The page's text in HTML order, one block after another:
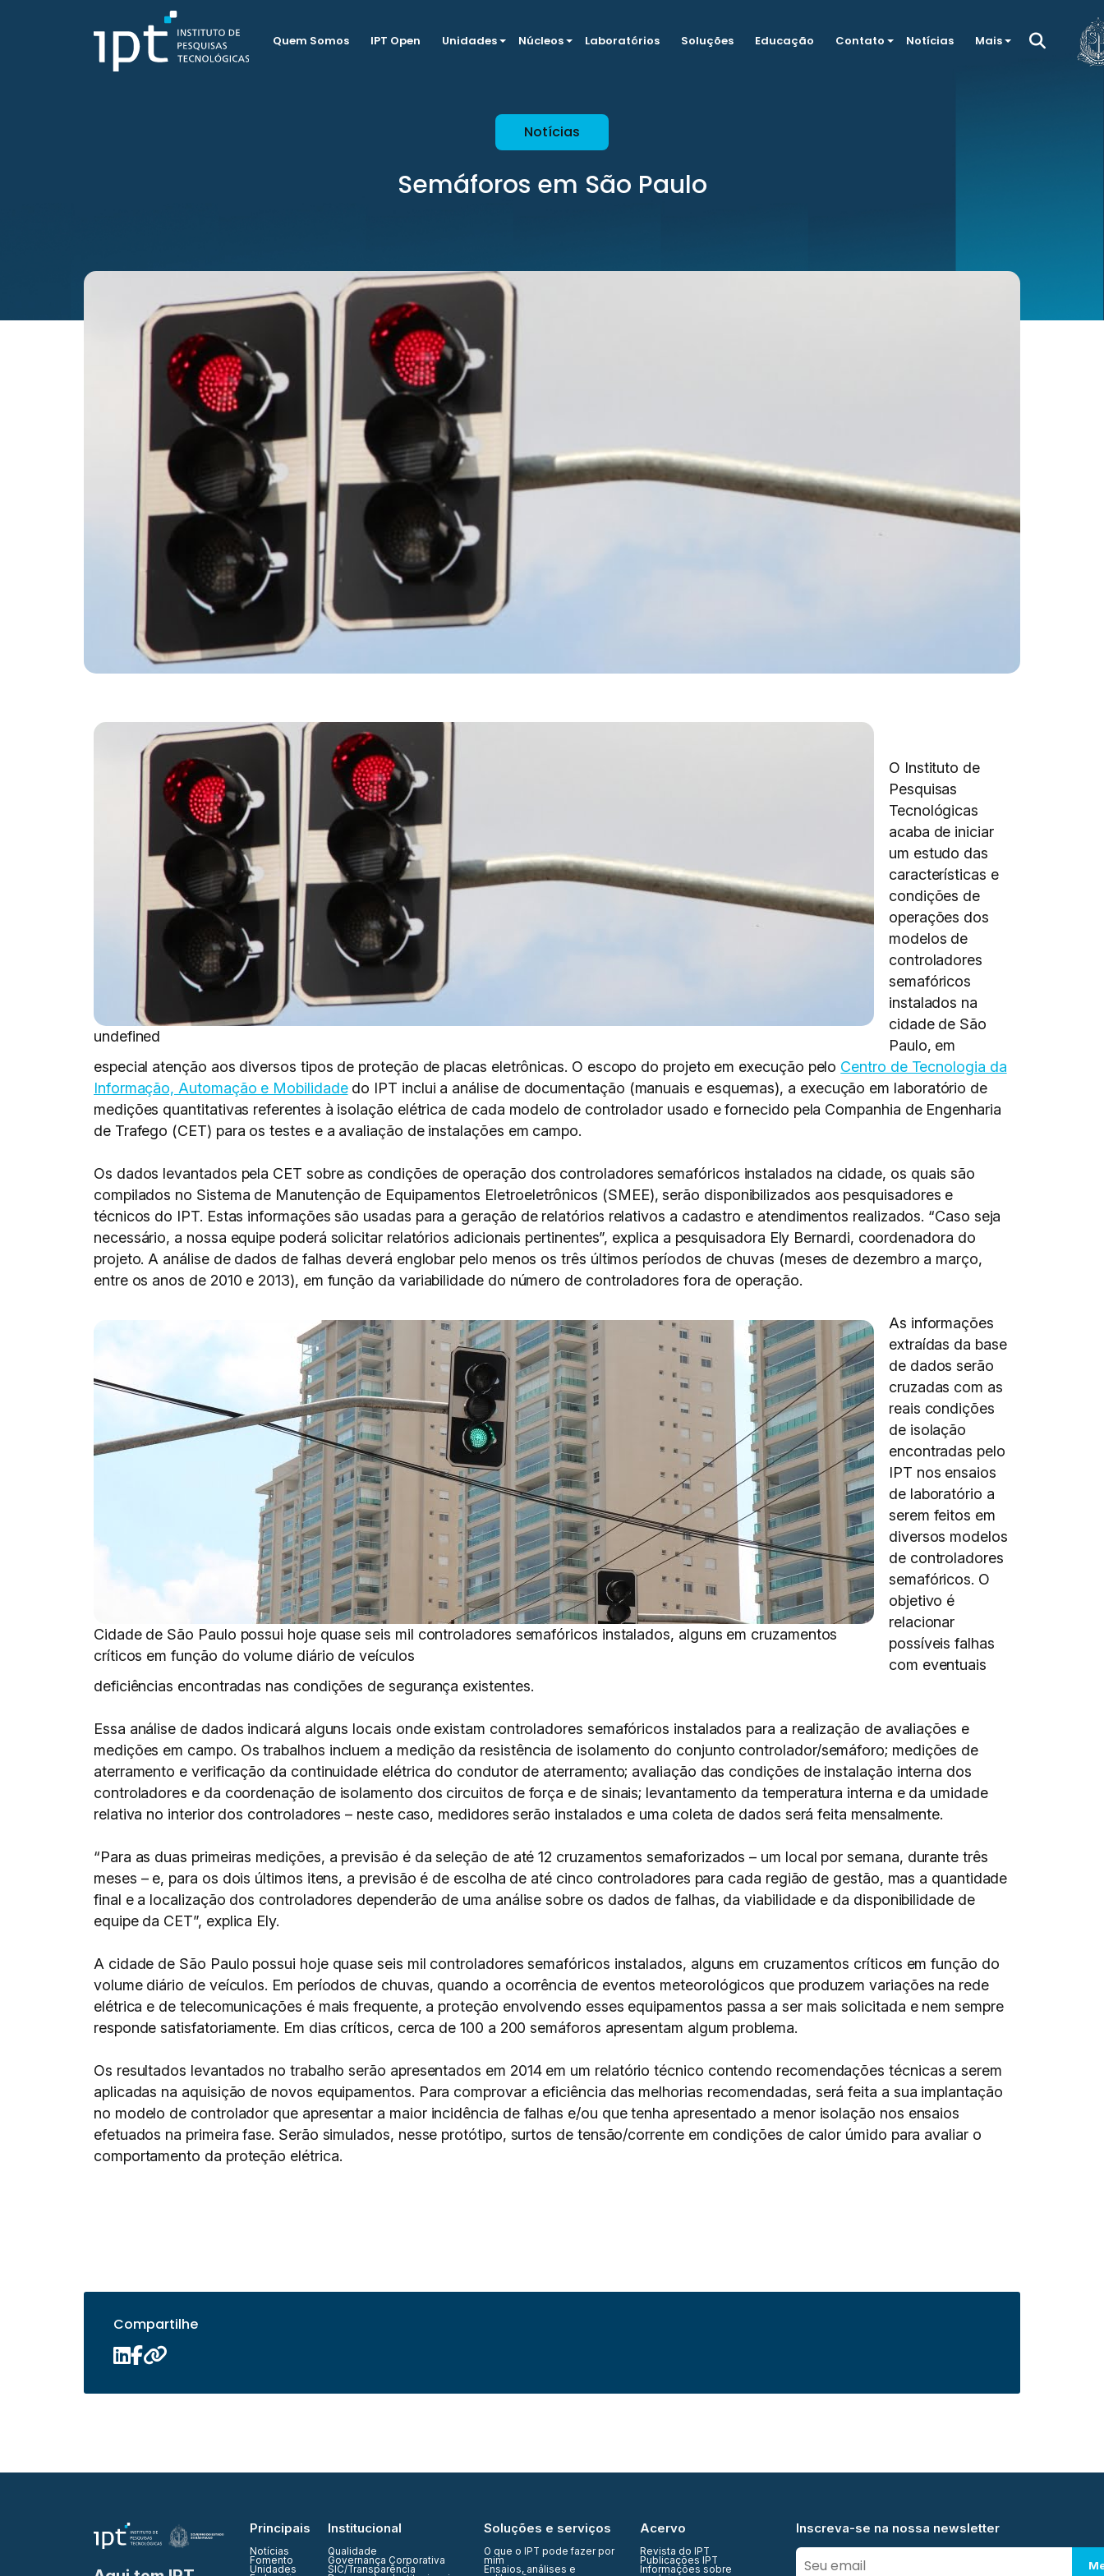
Quem Somos IPT Open Unidades Núcleos Laboratórios Soluções Educação Contato Notícias Mais
Notícias
Semáforos em São Paulo
undefined
O Instituto de
Pesquisas
Tecnológicas
acaba de iniciar
um estudo das
características e
condições de
operações dos
modelos de
controladores
semafóricos
instalados na
cidade de São
Paulo, em
especial atenção aos diversos tipos de proteção de placas eletrônicas. O escopo do projeto em execução pelo Centro de Tecnologia da
Informação, Automação e Mobilidadedo IPT inclui a análise de documentação (manuais e esquemas), a execução em laboratório de
medições quantitativas referentes à isolação elétrica de cada modelo de controlador usado e fornecido pela Companhia de Engenharia
de Trafego (CET) para os testes e a avaliação de instalações em campo.
Os dados levantados pela CET sobre as condições de operação dos controladores semafóricos instalados na cidade, os quais são
compilados no Sistema de Manutenção de Equipamentos Eletroeletrônicos (SMEE), serão disponibilizados aos pesquisadores e
técnicos do IPT. Estas informações são usadas para a geração de relatórios relativos a cadastro e atendimentos realizados. “Caso seja
necessário, a nossa equipe poderá solicitar relatórios adicionais pertinentes”, explica a pesquisadora Ely Bernardi, coordenadora do
projeto. A análise de dados de falhas deverá englobar pelo menos os três últimos períodos de chuvas (meses de dezembro a março,
entre os anos de 2010 e 2013), em função da variabilidade do número de controladores fora de operação.
Cidade de São Paulo possui hoje quase seis mil controladores semafóricos instalados, alguns em cruzamentos
críticos em função do volume diário de veículos
As informações
extraídas da base
de dados serão
cruzadas com as
reais condições
de isolação
encontradas pelo
IPT nos ensaios
de laboratório a
serem feitos em
diversos modelos
de controladores
semafóricos. O
objetivo é
relacionar
possíveis falhas
com eventuais
deficiências encontradas nas condições de segurança existentes.
Essa análise de dados indicará alguns locais onde existam controladores semafóricos instalados para a realização de avaliações e
medições em campo. Os trabalhos incluem a medição da resistência de isolamento do conjunto controlador/semáforo; medições de
aterramento e verificação da continuidade elétrica do condutor de aterramento; avaliação das condições de instalação interna dos
controladores e da coordenação de isolamento dos circuitos de força e de sinais; levantamento da temperatura interna e da umidade
relativa no interior dos controladores – neste caso, medidores serão instalados e uma coleta de dados será feita mensalmente.
“Para as duas primeiras medições, a previsão é da seleção de até 12 cruzamentos semaforizados – um local por semana, durante três
meses – e, para os dois últimos itens, a previsão é de escolha de até cinco controladores para cada região de gestão, mas a quantidade
final e a localização dos controladores dependerão de uma análise sobre os dados de falhas, da viabilidade e da disponibilidade de
equipe da CET”, explica Ely.
A cidade de São Paulo possui hoje quase seis mil controladores semafóricos instalados, alguns em cruzamentos críticos em função do
volume diário de veículos. Em períodos de chuvas, quando a ocorrência de eventos meteorológicos que produzem variações na rede
elétrica e de telecomunicações é mais frequente, a proteção envolvendo esses equipamentos passa a ser mais solicitada e nem sempre
responde satisfatoriamente. Em dias críticos, cerca de 100 a 200 semáforos apresentam algum problema.
Os resultados levantados no trabalho serão apresentados em 2014 em um relatório técnico contendo recomendações técnicas a serem
aplicadas na aquisição de novos equipamentos. Para comprovar a eficiência das melhorias recomendadas, será feita a sua implantação
no modelo de controlador que apresentar a maior incidência de falhas e/ou que tenha apresentado a menor isolação nos ensaios
efetuados na primeira fase. Serão simulados, nesse protótipo, surtos de tensão/corrente em condições de calor úmido para avaliar o
comportamento da proteção elétrica.
Compartilhe
Principais
Notícias
Fomento
Unidades
Institucional
Qualidade
Governança Corporativa
SIC/Transparência
Soluções e serviços
O que o IPT pode fazer por
mim
Ensaios, análises e
Acervo
Revista do IPT
Publicações IPT
Informações sobre
Inscreva-se na nossa newsletter